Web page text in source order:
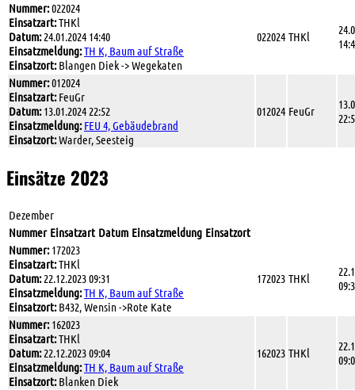
Nummer:022024
Einsatzart:THKl
Datum:24.01.2024 14:40
Einsatzmeldung:TH K, Baum auf Straße
Einsatzort:Blangen Diek -> Wegekaten
022024 THKl
Nummer:012024
Einsatzart:FeuGr
Datum:13.01.2024 22:52
Einsatzmeldung: FEU 4, Gebäudebrand
Einsatzort:Warder, Seesteig
012024 FeuGr
Einsätze 2023
Dezember
Nummer Einsatzart Datum Einsatzmeldung Einsatzort
Nummer:172023
Einsatzart:THKl
Datum:22.12.2023 09:31
Einsatzmeldung:TH K, Baum auf Straße
Einsatzort:B432, Wensin ->Rote Kate
172023 THKl
Nummer:162023
Einsatzart:THKl
Datum:22.12.2023 09:04
Einsatzmeldung:TH K, Baum auf Straße
Einsatzort:Blanken Diek
162023 THKl